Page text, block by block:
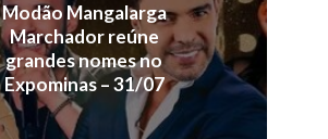
Modão Mangalarga
Marchador reúne
grandes nomes no
Expominas – 31/07